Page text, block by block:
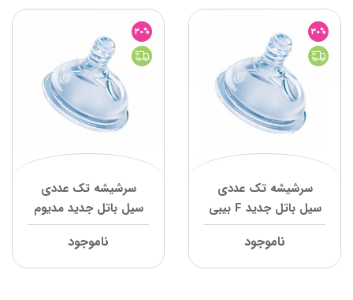
30%
سرشیشه تک عددی
سیل باتل جدید F بیبی
سیل
ناموجود
30%
سرشیشه تک عددی
سیل باتل جدید مدیوم
بیبی سیل
ناموجود